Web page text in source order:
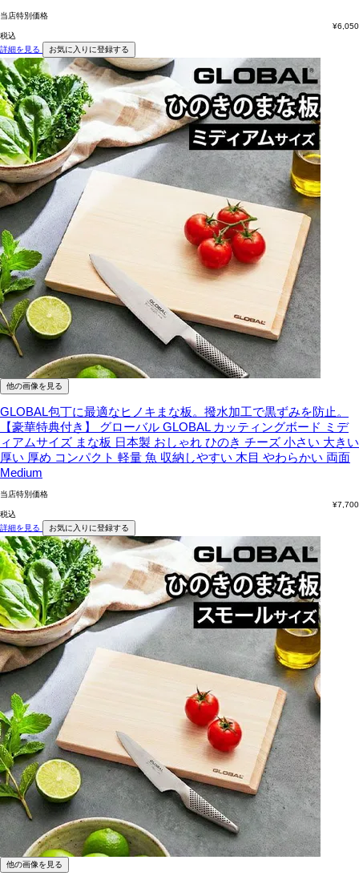
当店特別価格
¥6,050
税込
詳細を見る
お気に入りに登録する
他の画像を見る
GLOBAL包丁に最適なヒノキまな板。撥水加工で黒ずみを防止。
【豪華特典付き】 グローバル GLOBAL カッティングボード ミデ
ィアムサイズ まな板 日本製 おしゃれ ひのき チーズ 小さい 大きい
厚い 厚め コンパクト 軽量 魚 収納しやすい 木目 やわらかい 両面
Medium
当店特別価格
¥7,700
税込
詳細を見る
お気に入りに登録する
他の画像を見る